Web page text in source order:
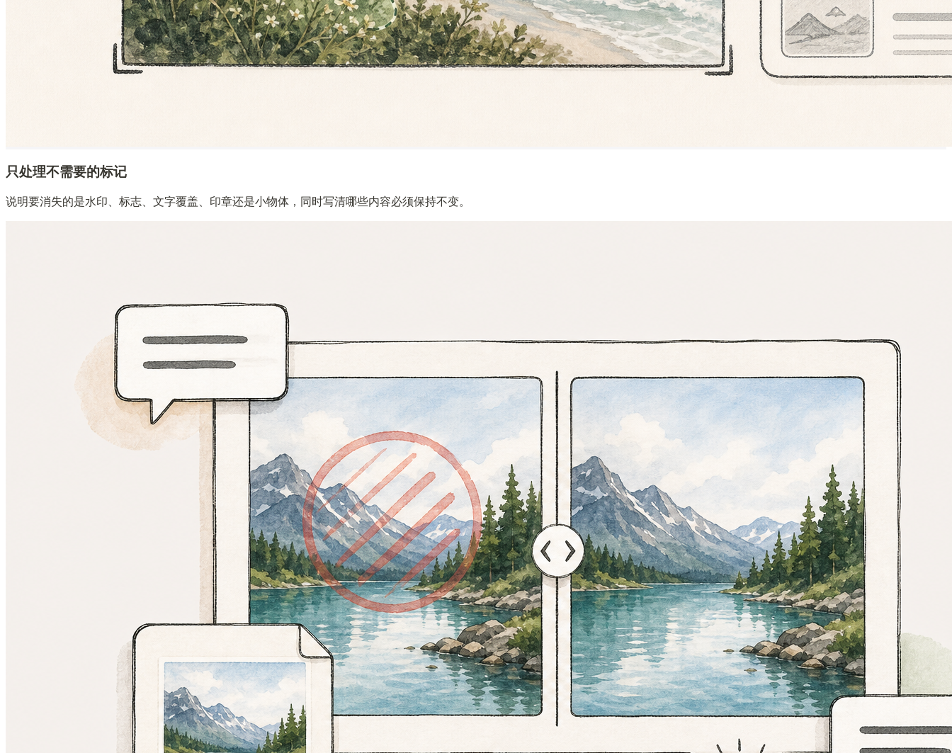
只处理不需要的标记
说明要消失的是水印、标志、文字覆盖、印章还是小物体，同时写清哪些内容必须保持不变。